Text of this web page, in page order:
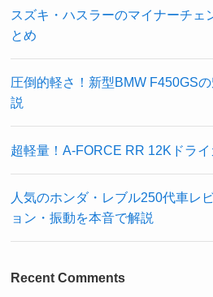
スズキ・ハスラーのマイナーチェ
とめ
圧倒的軽さ！新型BMW F450GS
説
超軽量！A-FORCE RR 12Kドラ
人気のホンダ・レブル250代車レ
ョン・振動を本音で解説
Recent Comments